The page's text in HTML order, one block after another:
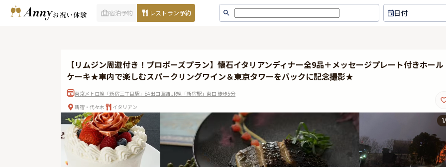
宿泊予約 レストラン予約 日付
【リムジン周遊付き！プロポーズプラン】懐石イタリアンディナー全9品＋メッセージプレート付きホール
ケーキ★車内で楽しむスパークリングワイン＆東京タワーをバックに記念撮影★
東京メトロ線「新宿三丁目駅」E4出口直結 JR線「新宿駅」東口 徒歩5分
新宿・代々木
イタリアン
1/